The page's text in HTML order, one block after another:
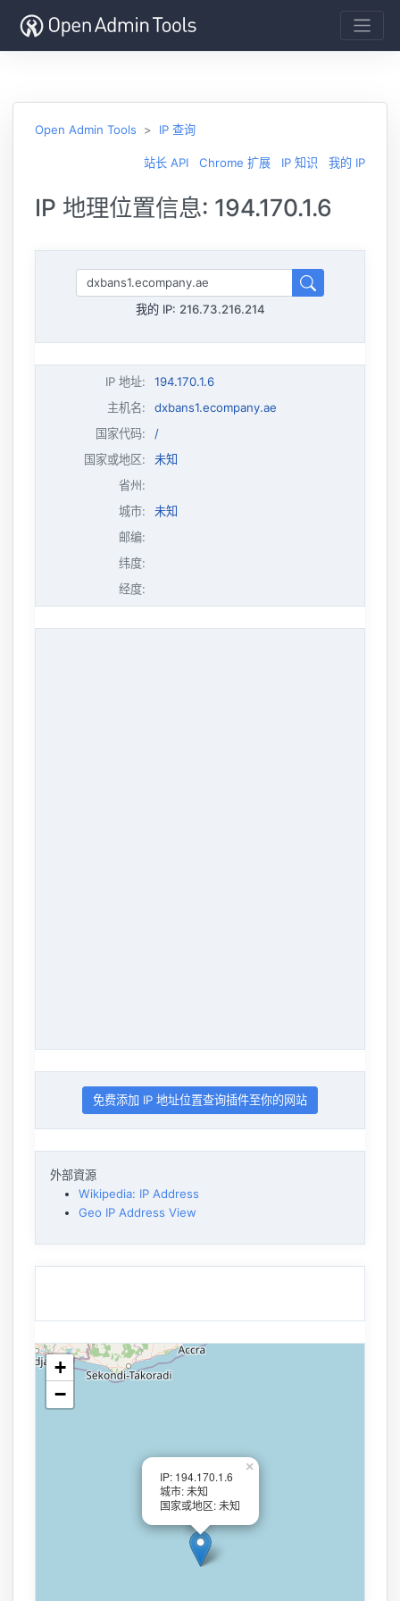
Open Admin Tools IP 查询
站长 API Chrome 扩展 IP 知识 我的 IP
IP 地理位置信息: 194.170.1.6
我的 IP: 216.73.216.214
IP 地址:
194.170.1.6
主机名:
dxbans1.ecompany.ae
国家代码:
/
国家或地区:
未知
省州:
城市:
未知
邮编:
纬度:
经度:
免费添加 IP 地址位置查询插件至你的网站
外部資源
Wikipedia: IP Address
Geo IP Address View
IP: 194.170.1.6
城市: 未知
国家或地区: 未知
×
+
−